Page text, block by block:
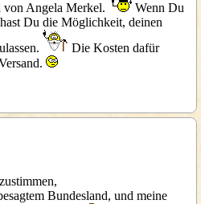
von Angela Merkel.
Wenn Du
Du die Möglichkeit, deinen
Die Kosten dafür
Bundesland, und meine